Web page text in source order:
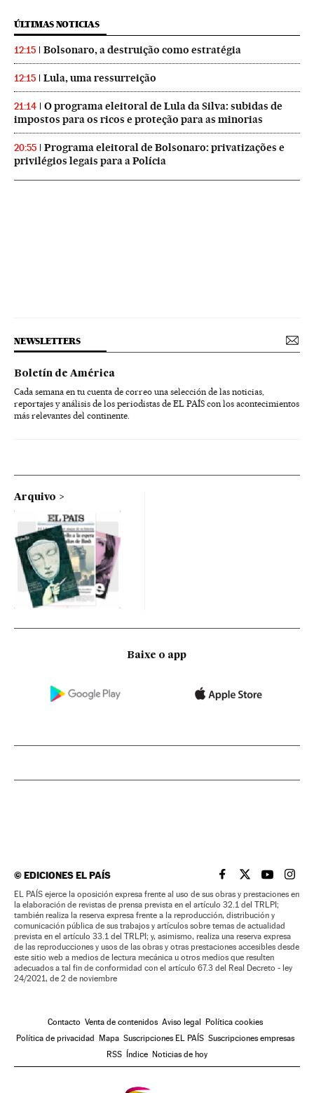
ÚLTIMAS NOTICIAS
12:15 Bolsonaro, a destruição como estratégia
12:15 Lula, uma ressurreição
21:14
O programa eleitoral de Lula da Silva: subidas de
impostos para os ricos e proteção para as minorias
20:55
Programa eleitoral de Bolsonaro: privatizações e
privilégios legais para a Polícia
NEWSLETTERS
Boletín de América
Cada semana en tu cuenta de correo una selección de las noticias,
reportajes y análisis de los periodistas de EL PAÍS con los acontecimientos
más relevantes del continente.
Arquivo
Baixe o app
©EDICIONES EL PAÍS EL PAÍS BRASIL EN
EL PAÍSEL PAÍS
EL
EL PAÍS ejerce la oposición expresa frente al uso de sus obras y prestaciones en
la elaboración de revistas de prensa prevista en el artículo 32.1 del TRLPI;
también realiza la reserva expresa frente a la reproducción, distribución y
comunicación pública de sus trabajos y artículos sobre temas de actualidad
prevista en el artículo 33.1 del TRLPI; y, asimismo, realiza una reserva expresa
de las reproducciones y usos de las obras y otras prestaciones accesibles desde
este sitio web a medios de lectura mecánica u otros medios que resulten
adecuados a tal fin de conformidad con el artículo 67.3 del Real Decreto - ley
24/2021, de 2 de noviembre
Contacto Venta de contenidos Aviso legal
Política cookies
Política de privacidad
Mapa Suscripciones EL PAÍS Suscripciones empresas
RSS
Índice Noticias de hoy